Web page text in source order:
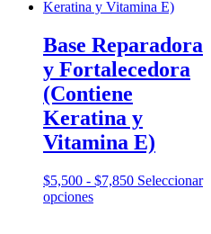
Base Reparadora
y Fortalecedora
(Contiene
Keratina y
Vitamina E)
$5,500 - $7,850Rango
Seleccionar
opcionesEste